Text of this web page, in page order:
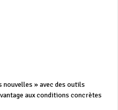
nouvelles » avec des outils
aux conditions concrètes